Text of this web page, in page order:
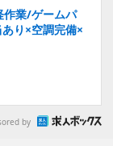
作業/ゲームパ
り×空調完備×
by